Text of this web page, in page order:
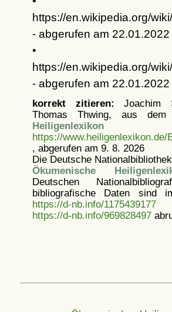
https://en.wikipedia.org/
- abgerufen am 22.01.2022
•
https://en.wikipedia.org/
- abgerufen am 22.01.2022
korrekt zitieren: Joachim
Thomas Thwing, aus dem
Heiligenlexikon
https://www.heiligenlexikon.de/
, abgerufen am 9. 8. 2026
Die Deutsche
Ökumenische
Deutschen
bibliografische Daten sind
https://d-nb.info/1175439177
https://d-nb.info/969828497